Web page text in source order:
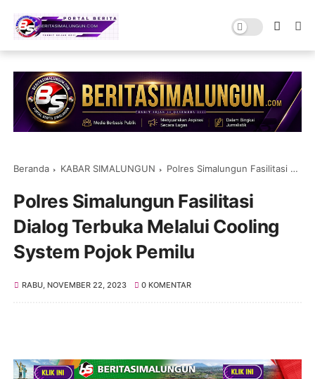
Beranda KABAR SIMALUNGUN Polres Simalungun Fasilitasi Dialog Terbuka Melalui Cooling System Pojok Pemilu
Polres Simalungun Fasilitasi
Dialog Terbuka Melalui Cooling
System Pojok Pemilu
RABU, NOVEMBER 22, 2023 0 KOMENTAR